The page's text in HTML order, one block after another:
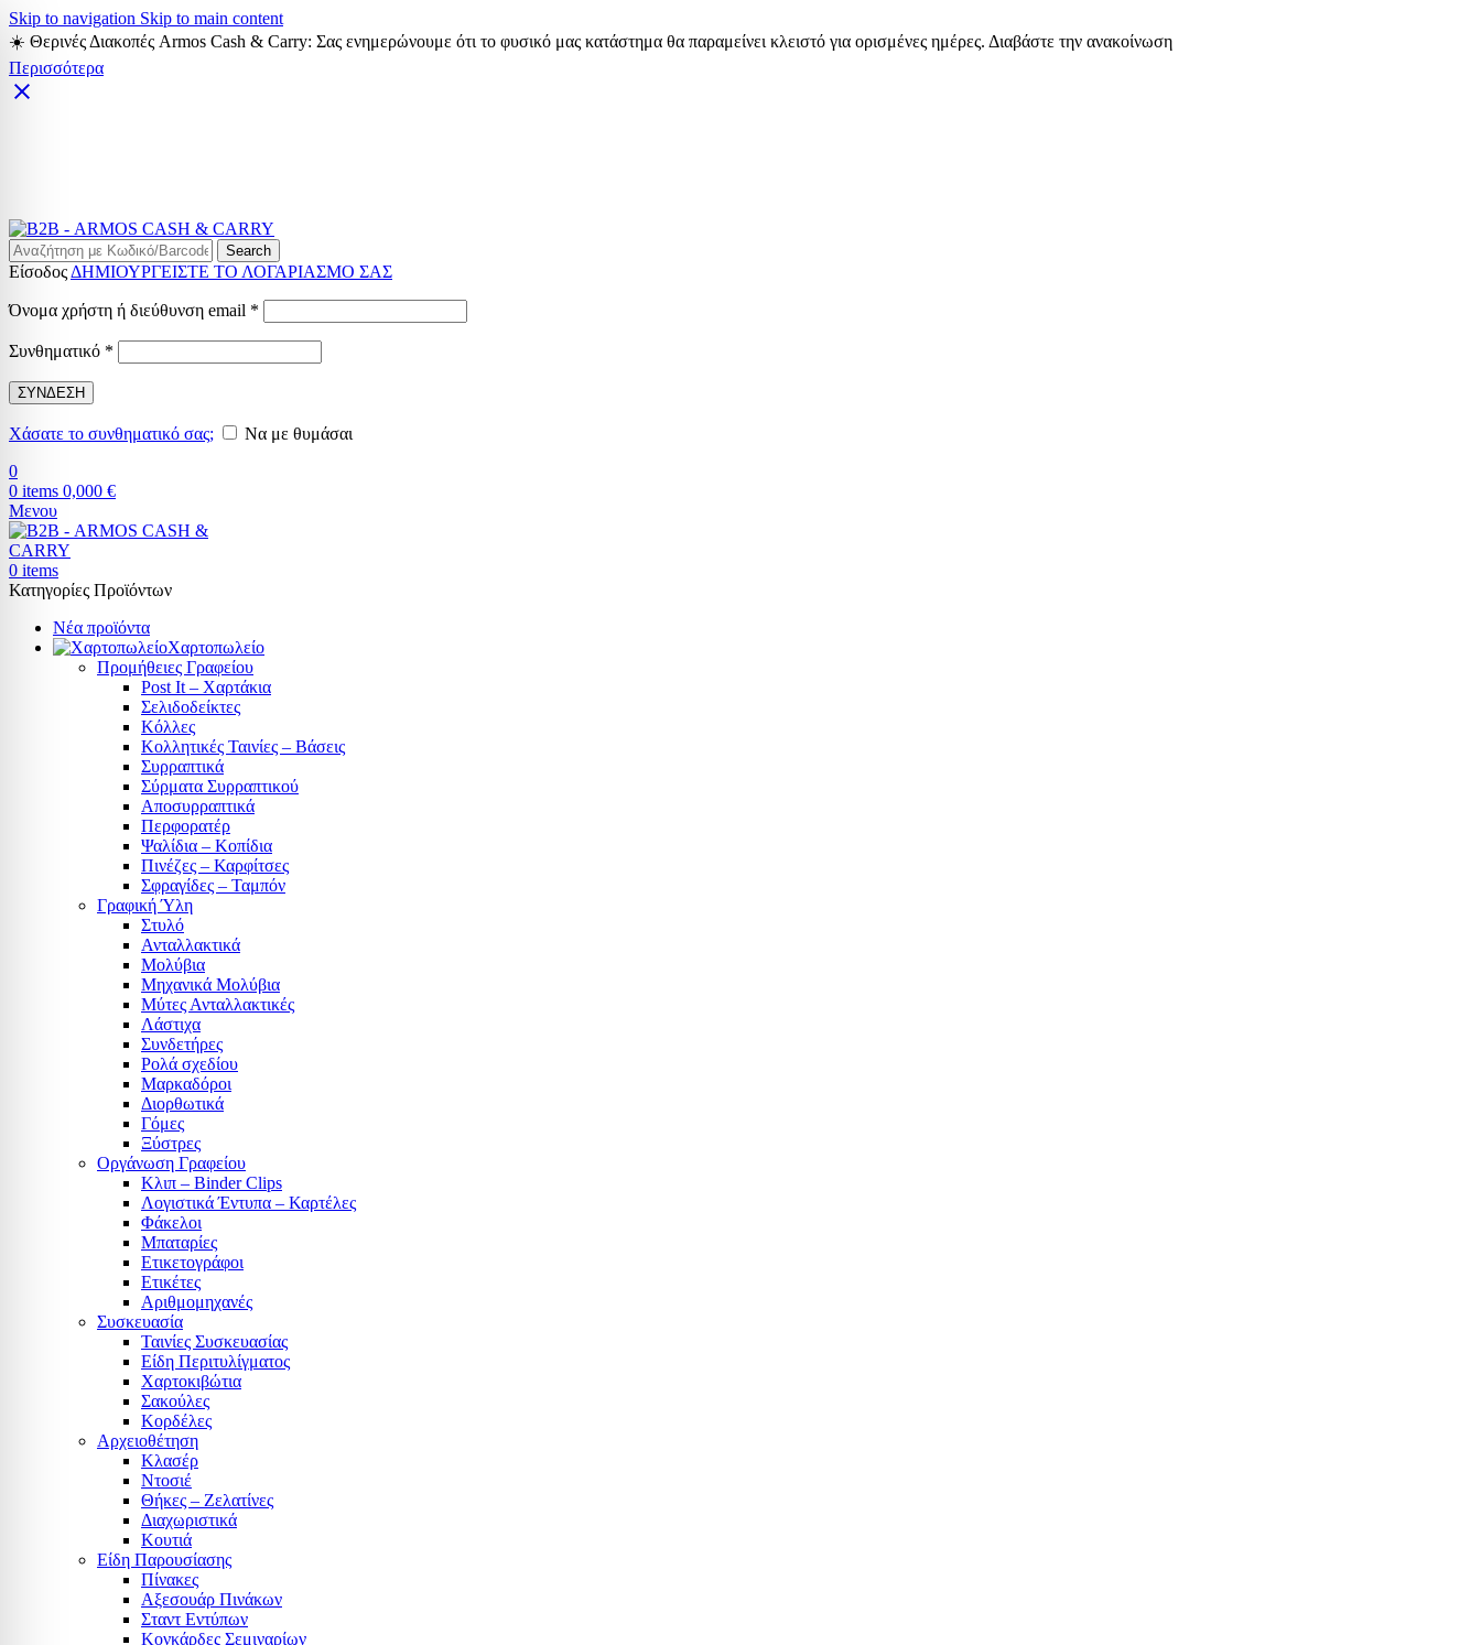
Skip to navigation Skip to main content
☀️ Θερινές Διακοπές Armos Cash & Carry: Σας ενημερώνουμε ότι το φυσικό μας κατάστημα θα παραμείνει κλειστό για ορισμένες ημέρες. Διαβάστε την ανακοίνωση
Περισσότερα
Search
Είσοδος ΔΗΜΙΟΥΡΓΕΙΣΤΕ ΤΟ ΛΟΓΑΡΙΑΣΜΟ ΣΑΣ
Όνομα χρήστη ή διεύθυνση email *
Συνθηματικό *
ΣΥΝΔΕΣΗ
Χάσατε το συνθηματικό σας;
Να με θυμάσαι
0
0 items 0,000 €
Μενου
0 items
Κατηγορίες Προϊόντων
Νέα προϊόντα
Χαρτοπωλείο
Προμήθειες Γραφείου
Post It – Χαρτάκια
Σελιδοδείκτες
Κόλλες
Κολλητικές Ταινίες – Βάσεις
Συρραπτικά
Σύρματα Συρραπτικού
Αποσυρραπτικά
Περφορατέρ
Ψαλίδια – Κοπίδια
Πινέζες – Καρφίτσες
Σφραγίδες – Ταμπόν
Γραφική Ύλη
Στυλό
Ανταλλακτικά
Μολύβια
Μηχανικά Μολύβια
Μύτες Ανταλλακτικές
Λάστιχα
Συνδετήρες
Ρολά σχεδίου
Μαρκαδόροι
Διορθωτικά
Γόμες
Ξύστρες
Οργάνωση Γραφείου
Κλιπ – Binder Clips
Λογιστικά Έντυπα – Καρτέλες
Φάκελοι
Μπαταρίες
Ετικετογράφοι
Ετικέτες
Αριθμομηχανές
Συσκευασία
Ταινίες Συσκευασίας
Είδη Περιτυλίγματος
Χαρτοκιβώτια
Σακούλες
Κορδέλες
Αρχειοθέτηση
Κλασέρ
Ντοσιέ
Θήκες – Ζελατίνες
Διαχωριστικά
Κουτιά
Είδη Παρουσίασης
Πίνακες
Αξεσουάρ Πινάκων
Σταντ Εντύπων
Κονκάρδες Σεμιναρίων